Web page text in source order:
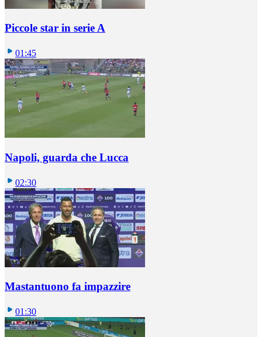
Piccole star in serie A
01:45
Napoli, guarda che Lucca
02:30
Mastantuono fa impazzire
01:30